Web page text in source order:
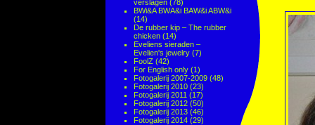
verslagen (78)
BWi&A BWA&i BAW&i ABW&i
(14)
De rubber kip – The rubber
chicken (14)
Eveliens sieraden –
Evelien's jewelry (7)
FoolZ (42)
For English only (1)
Fotogalerij 2007-2009 (48)
Fotogalerij 2010 (23)
Fotogalerij 2011 (17)
Fotogalerij 2012 (50)
Fotogalerij 2013 (46)
Fotogalerij 2014 (29)